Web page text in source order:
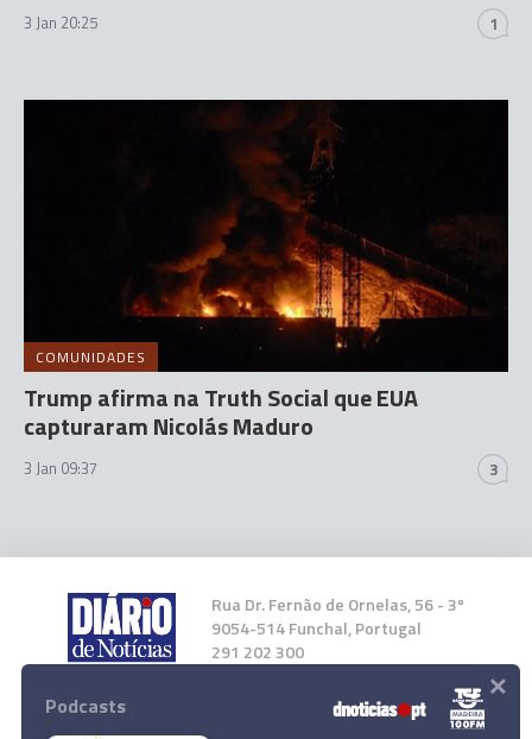
3 Jan 20:25 1
COMUNIDADES
Trump afirma na Truth Social que EUA
capturaram Nicolás Maduro
3 Jan 09:37 3
Rua Dr. Fernão de Ornelas, 56 - 3º
9054-514 Funchal, Portugal
291 202 300
Instale a nossa App
Podcasts ×